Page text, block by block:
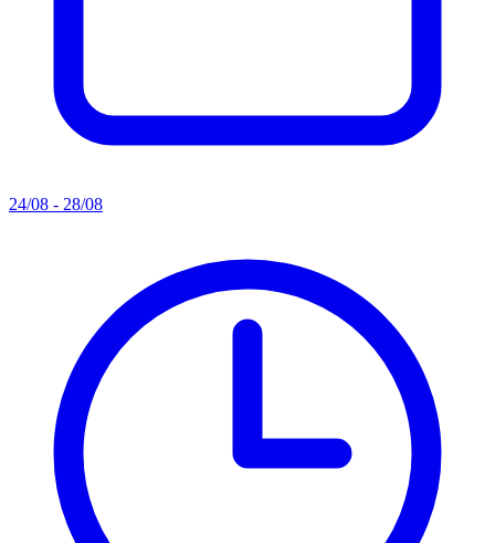
24/08 - 28/08